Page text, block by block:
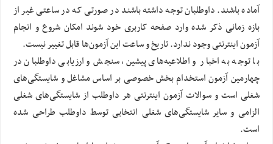
آماده باشند. داوطلبان توجه داشته باشند در صورتی که در ساعتی غیر از
بازه زمانی ذکر شده وارد صفحه کاربری خود شوند امکان شروع و انجام
آزمون اینترنتی وجود ندارد. تاریخ و ساعت این آزمون‌ها قابل تغییر نیست.
با توجه به اخبار و اطلاعیه‌های پیشین، سنجش و ارزیابی داوطلبان در
چهارمین آزمون استخدام بخش خصوصی بر اساس مشاغل و شایستگی‌های
شغلی است و سوالات آزمون اینترنتی هر داوطلب از شایستگی‌های شغلی
الزامی و سایر شایستگی‌های شغلی انتخابی توسط داوطلب طراحی شده
است.